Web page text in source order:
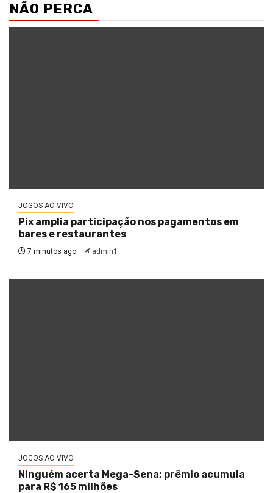
NÃO PERCA
JOGOS AO VIVO
Pix amplia participação nos pagamentos em
bares e restaurantes
7 minutos ago admin1
JOGOS AO VIVO
Ninguém acerta Mega-Sena; prêmio acumula
para R$ 165 milhões